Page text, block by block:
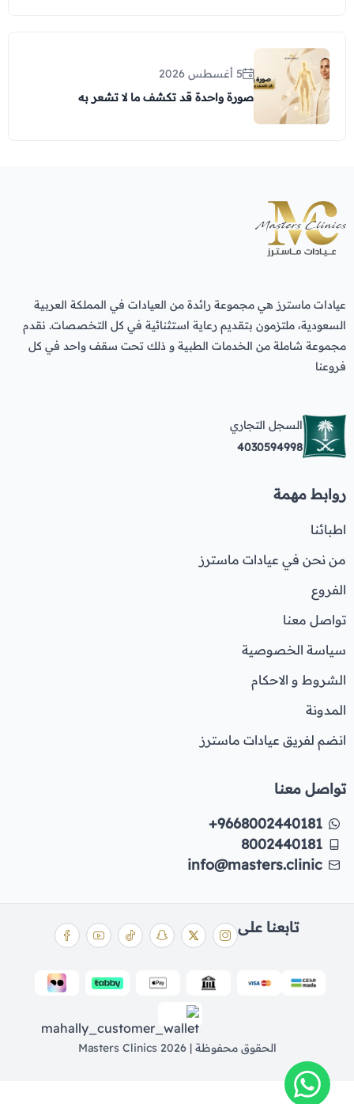
5 أغسطس 2026
صورة واحدة قد تكشف ما لا تشعر به
عيادات ماسترز هي مجموعة رائدة من العيادات في المملكة العربية
السعودية، ملتزمون بتقديم رعاية استثنائية في كل التخصصات. نقدم
مجموعة شاملة من الخدمات الطبية و ذلك تحت سقف واحد في كل
فروعنا
السجل التجاري
4030594998
روابط مهمة
اطبائنا
من نحن في عيادات ماسترز
الفروع
تواصل معنا
سياسة الخصوصية
الشروط و الاحكام
المدونة
انضم لفريق عيادات ماسترز
تواصل معنا
+9668002440181
8002440181
info@masters.clinic
الحقوق محفوظة | 2026 Masters Clinics
تابعنا على